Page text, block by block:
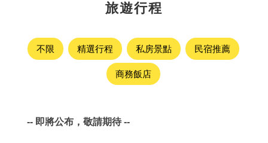
旅遊行程
不限 精選行程 私房景點 民宿推薦
商務飯店
-- 即將公布，敬請期待 --